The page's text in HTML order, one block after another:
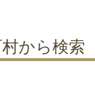
から検索